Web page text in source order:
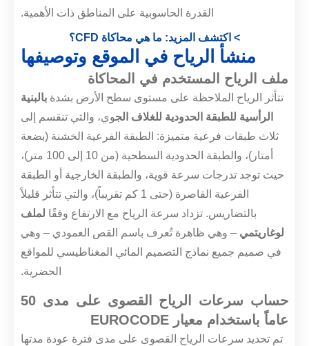
القدرة الحاسوبية على المناطق ذات الأهمية.
> اكتشف المزيد: ما هي محاكاة CFD؟
منشأ الرياح في الموقع وتوصيفها
ملف الرياح المستخدم في المحاكاة
تتأثر الرياح الملاحظة على مستوى سطح الأرض بشدةبالبنية
الرأسية للطبقة الحدودية للغلاف الج وي، والتي تنقسم إلى
ثلاث طبقات فرعية متميزة: الطبقة الفرعية الخشنة (بضعة
أمتار)، والطبقة الحدودية السطحية (من 10 إلى 100 متر)،
حيث توجد تدرجات سرعة قوية، والطبقة الخارجية أو الطبقة
الفرعية القاصرة (حتى 1 كم تقريباً)، والتي تتأثر قليلاً
بالتضاريس. تزداد سرعة الرياح مع الارتفاع وفقًالملف
لوغاريتمي– وهي ظاهرة تُعرف باسم القص العمودي – وهي
في صميم جميع نماذج التصميم المائي المغناطيسي للمواقع
الحضرية.
حساب سرعات الرياح القصوى على مدى 50
عاماً باستخدام معيار EUROCODE
تم تحديد سرعات الرياح القصوى على مدى فترة عودة مدتها